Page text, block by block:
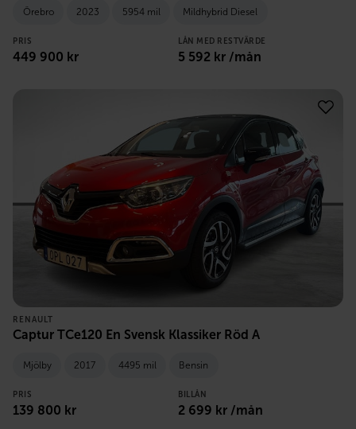
Örebro 2023 5954 mil Mildhybrid Diesel
PRIS
449 900 kr
LÅN MED RESTVÄRDE
5 592 kr /mån
RENAULT
Captur TCe120 En Svensk Klassiker Röd A
Mjölby 2017 4495 mil Bensin
PRIS
139 800 kr
BILLÅN
2 699 kr /mån